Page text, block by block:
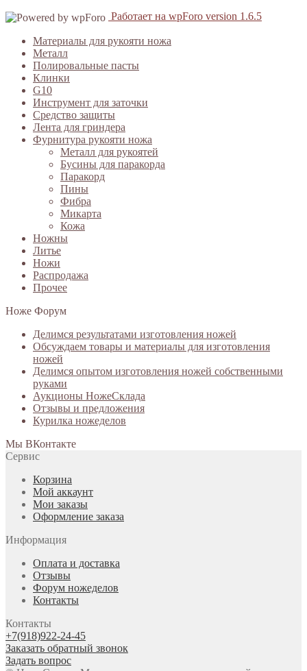
Работает на wpForo version 1.6.5
Материалы для рукояти ножа
Металл
Полировальные пасты
Клинки
G10
Инструмент для заточки
Средство защиты
Лента для гриндера
Фурнитура рукояти ножа
Металл для рукоятей
Бусины для паракорда
Паракорд
Пины
Фибра
Микарта
Кожа
Ножны
Литье
Ножи
Распродажа
Прочее
Ноже Форум
Делимся результатами изготовления ножей
Обсуждаем товары и материалы для изготовления
ножей
Делимся опытом изготовления ножей собственными
руками
Аукционы НожеСклада
Отзывы и предложения
Курилка ножеделов
Мы ВКонтакте
Сервис
Корзина
Мой аккаунт
Мои заказы
Оформление заказа
Информация
Оплата и доставка
Отзывы
Форум ножеделов
Контакты
Контакты
+7(918)922-24-45
Заказать обратный звонок
Задать вопрос